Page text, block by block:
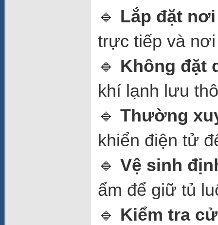
🔹 Lắp đặt
trực tiếp và
🔹 Không đặt
khí lạnh lưu
🔹 Thường
khiển điện tử
🔹 Vệ sinh
ẩm để giữ tủ
🔹 Kiểm tra